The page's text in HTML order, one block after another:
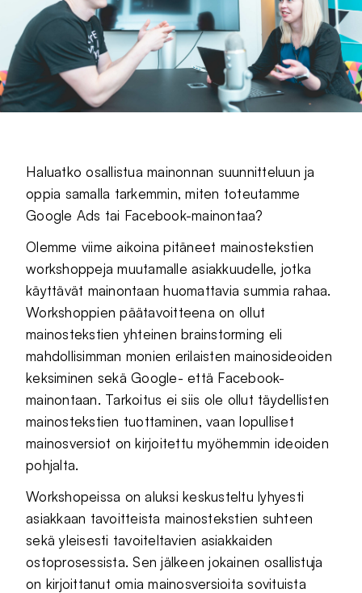
Haluatko osallistua mainonnan suunnitteluun ja
oppia samalla tarkemmin, miten toteutamme
Google Ads tai Facebook-mainontaa?
Olemme viime aikoina pitäneet mainostekstien
workshoppeja muutamalle asiakkuudelle, jotka
käyttävät mainontaan huomattavia summia rahaa.
Workshoppien päätavoitteena on ollut
mainostekstien yhteinen brainstorming eli
mahdollisimman monien erilaisten mainosideoiden
keksiminen sekä Google- että Facebook-
mainontaan. Tarkoitus ei siis ole ollut täydellisten
mainostekstien tuottaminen, vaan lopulliset
mainosversiot on kirjoitettu myöhemmin ideoiden
pohjalta.
Workshopeissa on aluksi keskusteltu lyhyesti
asiakkaan tavoitteista mainostekstien suhteen
sekä yleisesti tavoiteltavien asiakkaiden
ostoprosessista. Sen jälkeen jokainen osallistuja
on kirjoittanut omia mainosversioita sovituista